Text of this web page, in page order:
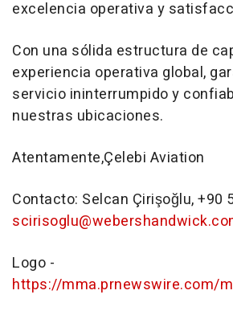
excelencia operativa y
Con una sólida estructura de
experiencia operativa global,
servicio ininterrumpido y
nuestras ubicaciones.
Atentamente,Çelebi Aviation
Contacto: Selcan Çirişoğlu, +90
Logo -
https://mma.prnewswire.com/